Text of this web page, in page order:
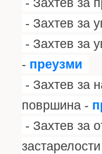
- Захтев за
- Захтев за
- преузми
- Захтев за
површина -
- Захтев за